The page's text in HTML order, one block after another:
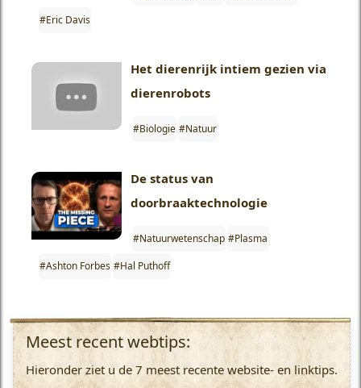
#Eric Davis
Het dierenrijk intiem gezien via
dierenrobots
#Biologie #Natuur
De status van
doorbraaktechnologie
#Natuurwetenschap #Plasma
#Ashton Forbes #Hal Puthoff
Meest recent webtips:
Hieronder ziet u de 7 meest recente website- en linktips.